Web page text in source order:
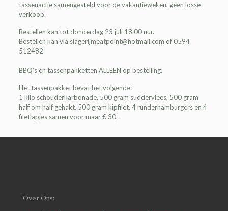
tassenactie samengesteld voor de vakantieweken, geen losse
verkoop.
Bestellen kan tot donderdag 23 juli 18.00 uur.
Bestellen kan via slagerijmeatpoint@hotmail.com of 0594
512482
BBQ’s en tassenpakketten ALLEEN op bestelling.
Het tassenpakket bevat het volgende:
1 kilo schouderkarbonade, 500 gram suddervlees, 500 gram
half om half gehakt, 500 gram kipfilet, 4 runderhamburgers en 4
filetlapjes samen voor maar € 30,-
Over Ons: